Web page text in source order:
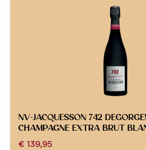
NV-JACQUESSON 742
CHAMPAGNE EXTRA BRUT
€ 139,95